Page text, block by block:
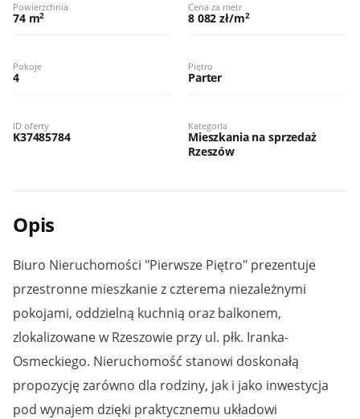
Powierzchnia
74 m2
Cena za metr
8 082 zł/m2
Pokoje
4
Piętro
Parter
ID oferty
K37485784
Kategoria
Mieszkania na sprzedaż
Rzeszów
Opis
Biuro Nieruchomości "Pierwsze Piętro" prezentuje
przestronne mieszkanie z czterema niezależnymi
pokojami, oddzielną kuchnią oraz balkonem,
zlokalizowane w Rzeszowie przy ul. płk. Iranka-
Osmeckiego. Nieruchomość stanowi doskonałą
propozycję zarówno dla rodziny, jak i jako inwestycja
pod wynajem dzięki praktycznemu układowi